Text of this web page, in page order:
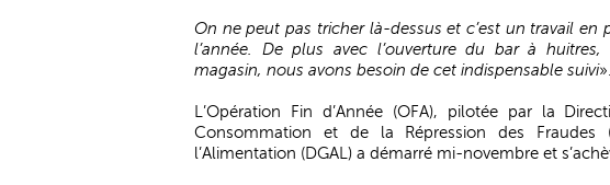
On ne peut pas tricher là-dessus et c’est un travail en
l’année. De plus avec l’ouverture du bar à
magasin, nous avons besoin de cet indispensable suivi».
L’Opération Fin d’Année (OFA), pilotée par la
Consommation et de la Répression des Fraudes
l’Alimentation (DGAL) a démarré mi-novembre et